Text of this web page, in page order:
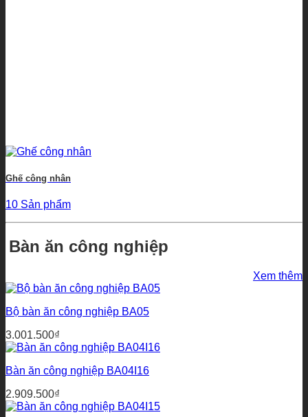
Ghế công nhân
10 Sản phẩm
Bàn ăn công nghiệp
Xem thêm
Bộ bàn ăn công nghiệp BA05
3.001.500₫
Bàn ăn công nghiệp BA04I16
2.909.500₫